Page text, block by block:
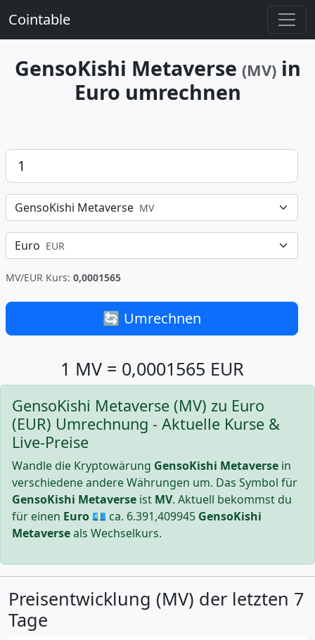
Cointable
GensoKishi Metaverse (MV)in
Euro umrechnen
Betrag
GensoKishi Metaverse MV
Euro EUR
MV/EUR Kurs: 0,0001565
🔄 Umrechnen
1 MV = 0,0001565 EUR
GensoKishi Metaverse (MV) zu Euro
(EUR) Umrechnung - Aktuelle Kurse &
Live-Preise
Wandle die Kryptowärung GensoKishi Metaverse in
verschiedene andere Währungen um. Das Symbol für
GensoKishi Metaverse ist MV. Aktuell bekommst du
für einen Euro 💶 ca. 6.391,409945 GensoKishi
Metaverseals Wechselkurs.
Preisentwicklung (MV) der letzten 7
Tage